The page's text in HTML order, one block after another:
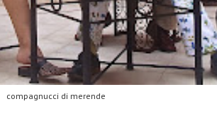
compagnucci di merende